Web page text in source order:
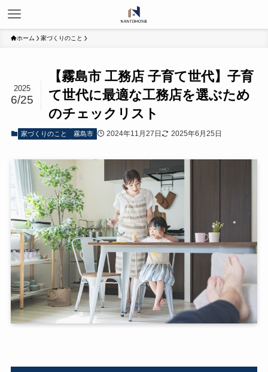
ホーム 家づくりのこと
【霧島市 工務店 子育て世代】子育
て世代に最適な工務店を選ぶため
のチェックリスト
2025
6/25
家づくりのこと 霧島市 2024年11月27日 2025年6月25日